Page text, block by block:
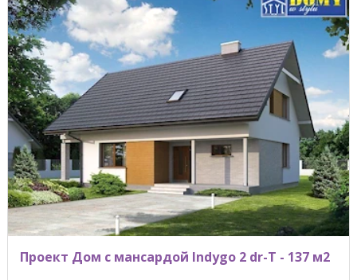
Проект Дом с мансардой Indygo 2 dr-T - 137 м2